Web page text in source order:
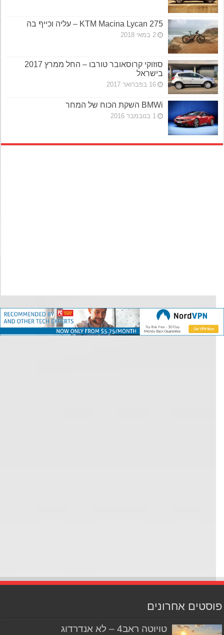
KTM Macina Lycan 275 – עליה וכייף בה
2 במאי 2018
סוזוקי קרוסאובר טורבו – החל ממרץ 2017
בישראל
16 בפברואר 2017
BMWi השקת הכוח של המחר
1 בנובמבר 2016
אחרונים
טויוטה ראב4 – לא אנדרדוג